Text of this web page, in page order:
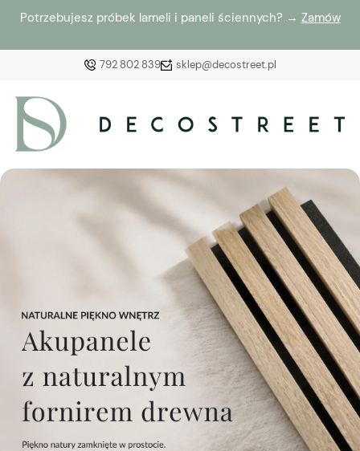
Potrzebujesz próbek lameli i paneli ściennych? → Zamów
792 802 839 sklep@decostreet.pl
Załóż konto
Wybierz coś dla siebie z naszej aktualnej oferty lub
zaloguj się, aby przywrócić dodane produkty do listy
z poprzedniej sesji.